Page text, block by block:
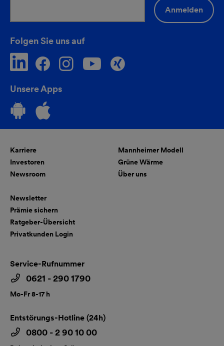
Anmelden
Folgen Sie uns auf
Unsere Apps
Karriere
Investoren
Newsroom
Mannheimer Modell
Grüne Wärme
Über uns
Newsletter
Prämie sichern
Ratgeber-Übersicht
Privatkunden Login
Service-Rufnummer
0621 - 290 1790
Mo-Fr 8-17 h
Entstörungs-Hotline (24h)
0800 - 2 90 10 00